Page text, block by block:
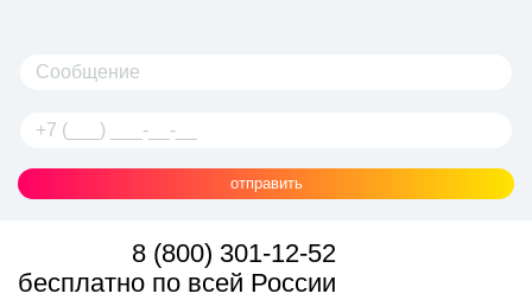
отправить
8 (800) 301-12-52
бесплатно по всей России